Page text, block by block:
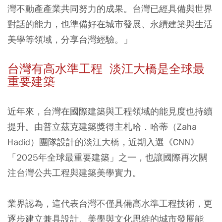
灣不動產產業共同努力的成果。台灣已經具備與世界
對話的能力，也準備好在城市發展、永續建築與生活
美學等領域，分享台灣經驗。」
台灣有高水準工程 淡江大橋是全球最
重要建築
近年來，台灣在國際建築與工程領域的能見度也持續
提升。由普立茲克建築獎得主札哈．哈蒂（Zaha
Hadid）團隊設計的淡江大橋，近期入選《CNN》
「2025年全球最重要建築」之一，也讓國際再次關
注台灣公共工程與建築美學實力。
業界認為，這代表台灣不僅具備高水準工程技術，更
逐步建立兼具設計、美學與文化思維的城市發展能